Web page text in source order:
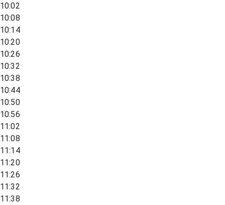
10:02
10:08
10:14
10:20
10:26
10:32
10:38
10:44
10:50
10:56
11:02
11:08
11:14
11:20
11:26
11:32
11:38